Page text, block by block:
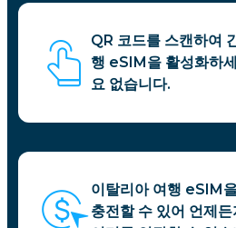
QR 코드를 스캔하여
행 eSIM을 활성화하
요 없습니다.
이탈리아 여행 eSIM
충전할 수 있어 언제든